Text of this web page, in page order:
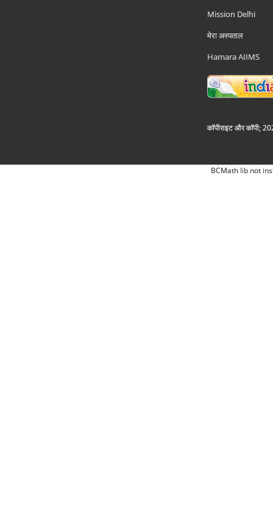
Mission Delhi
मेरा अस्पताल
Hamara AIIMS
कॉपीराइट और कॉपी;
BCMath lib not